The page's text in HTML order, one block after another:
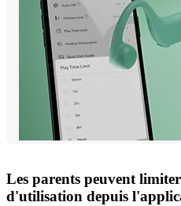
Les parents peuvent
d'utilisation depuis